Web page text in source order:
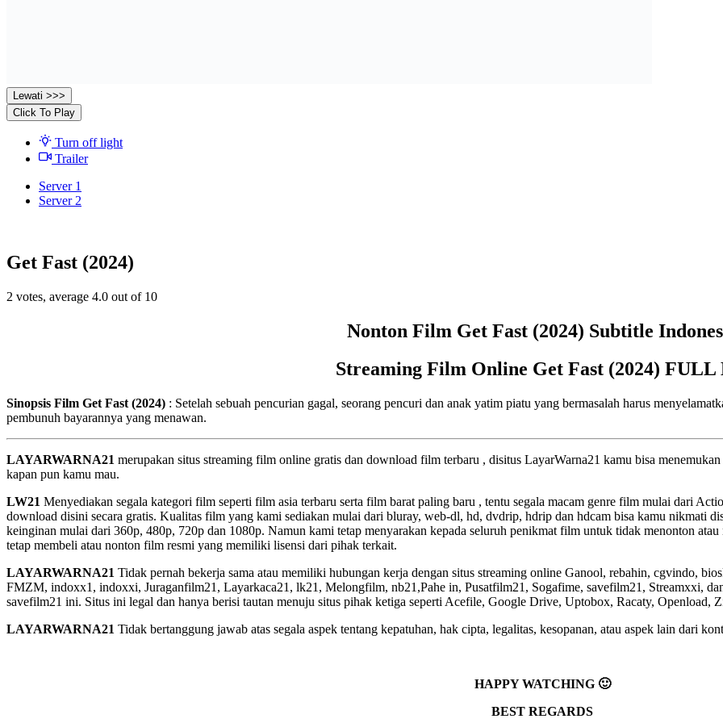
Lewati >>>
Click To Play
Turn off light
Trailer
Server 1
Server 2
Get Fast (2024)
2 votes, average 4.0 out of 10
Nonton Film Get Fast (2024) Subtitle
Streaming Film Online Get Fast (2024) FULL
Sinopsis Film Get Fast (2024) : Setelah sebuah pencurian gagal, seorang pencuri dan anak yatim piatu yang bermasalah harus
pembunuh bayarannya yang menawan.
LAYARWARNA21 merupakan situs streaming film online gratis dan download film terbaru , disitus LayarWarna21 kamu bisa
kapan pun kamu mau.
LW21 Menyediakan segala kategori film seperti film asia terbaru serta film barat paling baru , tentu segala macam genre film mulai dari
download disini secara gratis. Kualitas film yang kami sediakan mulai dari bluray, web-dl, hd, dvdrip, hdrip dan hdcam bisa kamu nikmati
keinginan mulai dari 360p, 480p, 720p dan 1080p. Namun kami tetap menyarakan kepada seluruh penikmat film untuk tidak menonton
tetap membeli atau nonton film resmi yang memiliki lisensi dari pihak terkait.
LAYARWARNA21 Tidak pernah bekerja sama atau memiliki hubungan kerja dengan situs streaming online Ganool, rebahin, cgvindo,
FMZM, indoxx1, indoxxi, Juraganfilm21, Layarkaca21, lk21, Melongfilm, nb21,Pahe in, Pusatfilm21, Sogafime, savefilm21, Streamxxi,
savefilm21 ini. Situs ini legal dan hanya berisi tautan menuju situs pihak ketiga seperti Acefile, Google Drive, Uptobox, Racaty, Openload,
LAYARWARNA21 Tidak bertanggung jawab atas segala aspek tentang kepatuhan, hak cipta, legalitas, kesopanan, atau aspek lain dari
HAPPY WATCHING 🙂
BEST REGARDS